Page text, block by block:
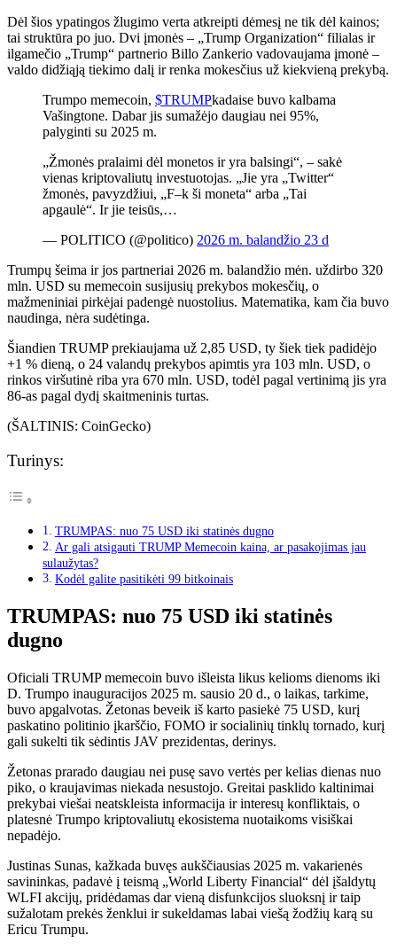
Dėl šios ypatingos žlugimo verta atkreipti dėmesį ne tik dėl kainos;
tai struktūra po juo. Dvi įmonės – „Trump Organization“ filialas ir
ilgamečio „Trump“ partnerio Billo Zankerio vadovaujama įmonė –
valdo didžiąją tiekimo dalį ir renka mokesčius už kiekvieną prekybą.
Trumpo memecoin, $TRUMPkadaise buvo kalbama
Vašingtone. Dabar jis sumažėjo daugiau nei 95%,
palyginti su 2025 m.
„Žmonės pralaimi dėl monetos ir yra balsingi“, – sakė
vienas kriptovaliutų investuotojas. „Jie yra „Twitter“
žmonės, pavyzdžiui, „F–k ši moneta“ arba „Tai
apgaulė“. Ir jie teisūs,…
— POLITICO (@politico) 2026 m. balandžio 23 d
Trumpų šeima ir jos partneriai 2026 m. balandžio mėn. uždirbo 320
mln. USD su memecoin susijusių prekybos mokesčių, o
mažmeniniai pirkėjai padengė nuostolius. Matematika, kam čia buvo
naudinga, nėra sudėtinga.
Šiandien TRUMP prekiaujama už 2,85 USD, ty šiek tiek padidėjo
+1 % dieną, o 24 valandų prekybos apimtis yra 103 mln. USD, o
rinkos viršutinė riba yra 670 mln. USD, todėl pagal vertinimą jis yra
86-as pagal dydį skaitmeninis turtas.
(ŠALTINIS: CoinGecko)
Turinys:
TRUMPAS: nuo 75 USD iki statinės dugno
Ar gali atsigauti TRUMP Memecoin kaina, ar pasakojimas jau
sulaužytas?
Kodėl galite pasitikėti 99 bitkoinais
TRUMPAS: nuo 75 USD iki statinės
dugno
Oficiali TRUMP memecoin buvo išleista likus kelioms dienoms iki
D. Trumpo inauguracijos 2025 m. sausio 20 d., o laikas, tarkime,
buvo apgalvotas. Žetonas beveik iš karto pasiekė 75 USD, kurį
paskatino politinio įkarščio, FOMO ir socialinių tinklų tornado, kurį
gali sukelti tik sėdintis JAV prezidentas, derinys.
Žetonas prarado daugiau nei pusę savo vertės per kelias dienas nuo
piko, o kraujavimas niekada nesustojo. Greitai pasklido kaltinimai
prekybai viešai neatskleista informacija ir interesų konfliktais, o
platesnė Trumpo kriptovaliutų ekosistema nuotaikoms visiškai
nepadėjo.
Justinas Sunas, kažkada buvęs aukščiausias 2025 m. vakarienės
savininkas, padavė į teismą „World Liberty Financial“ dėl įšaldytų
WLFI akcijų, pridėdamas dar vieną disfunkcijos sluoksnį ir taip
sužalotam prekės ženklui ir sukeldamas labai viešą žodžių karą su
Ericu Trumpu.